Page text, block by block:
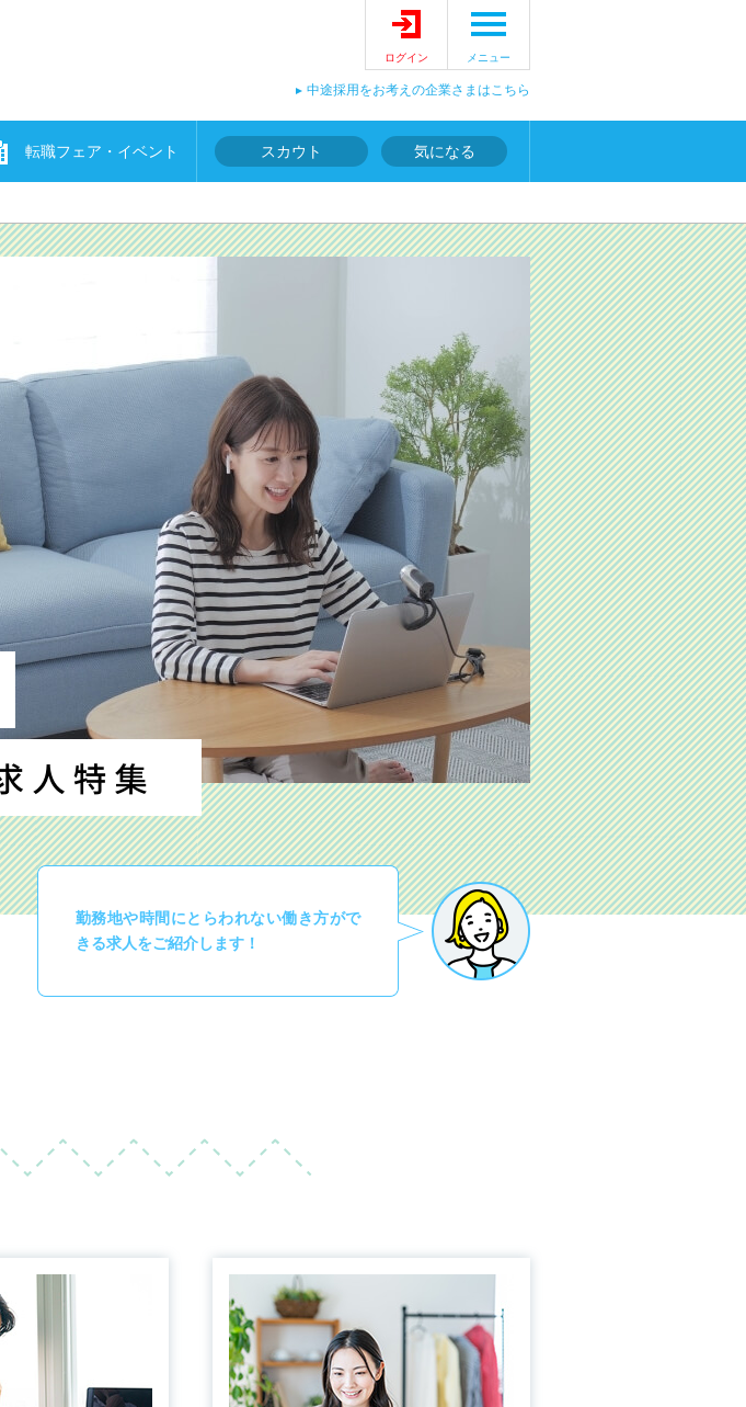
ログイン メニュー
中途採用をお考えの企業さまはこちら
転職フェア・イベント スカウト 気になる
フルリモートワーク特集
勤務地や時間にとらわれない働き方がで
きる求人をご紹介します！